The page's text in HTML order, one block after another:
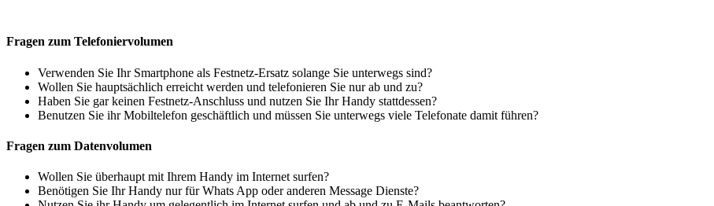
Fragen zum Telefoniervolumen
Verwenden Sie Ihr Smartphone als Festnetz-Ersatz solange Sie unterwegs sind?
Wollen Sie hauptsächlich erreicht werden und telefonieren Sie nur ab und zu?
Haben Sie gar keinen Festnetz-Anschluss und nutzen Sie Ihr Handy stattdessen?
Benutzen Sie ihr Mobiltelefon geschäftlich und müssen Sie unterwegs viele Telefonate damit führen?
Fragen zum Datenvolumen
Wollen Sie überhaupt mit Ihrem Handy im Internet surfen?
Benötigen Sie Ihr Handy nur für Whats App oder anderen Message Dienste?